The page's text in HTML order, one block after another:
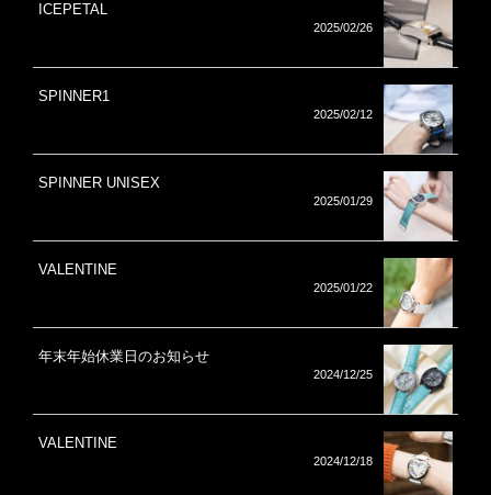
ICEPETAL
2025/02/26
SPINNER1
2025/02/12
SPINNER UNISEX
2025/01/29
VALENTINE
2025/01/22
年末年始休業日のお知らせ
2024/12/25
VALENTINE
2024/12/18